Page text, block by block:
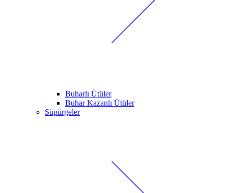
Buharlı Ütüler
Buhar Kazanlı Ütüler
Süpürgeler